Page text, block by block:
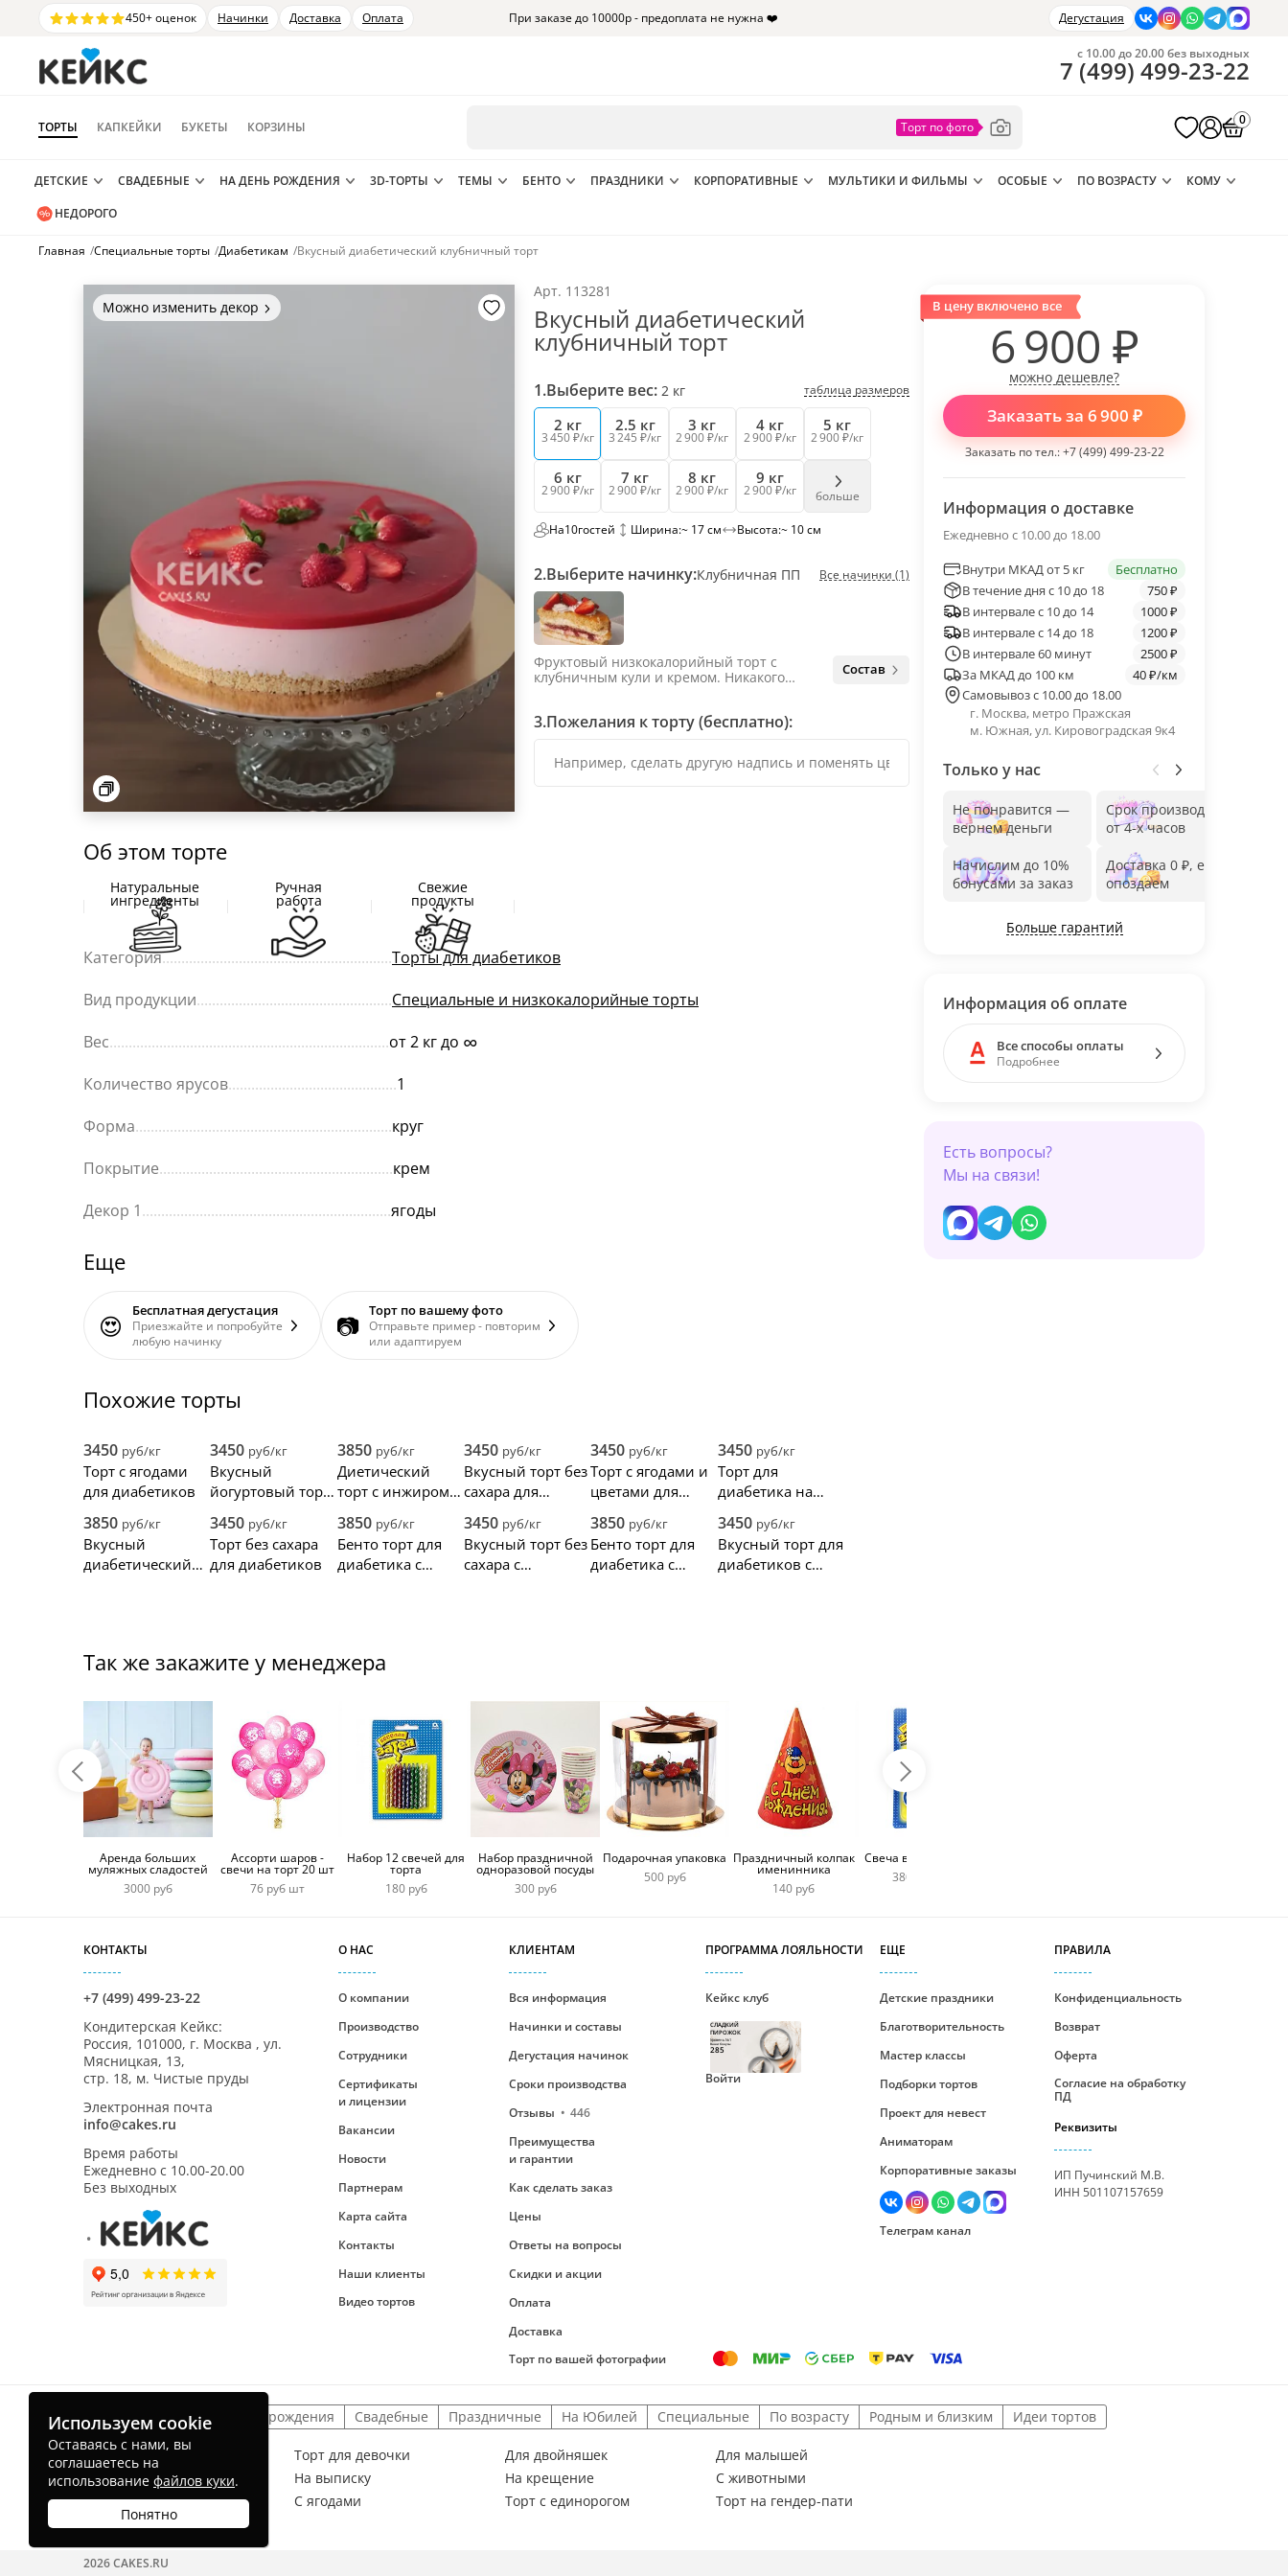
450+ оценок Начинки Доставка Оплата При заказе до 10000р - предоплата не нужна ❤️ Дегустация
ТОРТЫ КАПКЕЙКИ БУКЕТЫ КОРЗИНЫ
с 10.00 до 20.00 без выходных
7 (499) 499-23-22
0
ДЕТСКИЕ СВАДЕБНЫЕ НА ДЕНЬ РОЖДЕНИЯ 3D-ТОРТЫ ТЕМЫ БЕНТО ПРАЗДНИКИ КОРПОРАТИВНЫЕ МУЛЬТИКИ И ФИЛЬМЫ ОСОБЫЕ ПО ВОЗРАСТУ
КОМУ
НЕДОРОГО
Главная /Специальные торты /Диабетикам /Вкусный диабетический клубничный торт
Можно изменить декор
Цвет покрытия, надписи,
Арт. 113281
Вкусный диабетический
клубничный торт
1.Выберите вес: 2 кг таблица размеров
2 кг
3 450 ₽/кг
2.5 кг
3 245 ₽/кг
3 кг
2 900 ₽/кг
4 кг
2 900 ₽/кг
5 кг
2 900 ₽/кг
6 кг
2 900 ₽/кг
7 кг
2 900 ₽/кг
8 кг
2 900 ₽/кг
9 кг
2 900 ₽/кг больше
На10гостей Ширина:~ 17 см Высота:~ 10 см
2.Выберите начинку:Клубничная ПП Все начинки (1)
Фруктовый низкокалорийный торт с
клубничным кули и кремом. Никакого
Состав
3.Пожелания к торту (бесплатно):
В цену включено все
6 900 ₽
можно дешевле?
Заказать за 6 900 ₽
Заказать по тел.:+7 (499) 499-23-22
Информация о доставке
Ежедневно с 10.00 до 18.00
Внутри МКАД от 5 кг
Бесплатно
В течение дня с 10 до 18
750 ₽
В интервале с 10 до 14
1000 ₽
В интервале с 14 до 18
1200 ₽
В интервале 60 минут
2500 ₽
За МКАД до 100 км
40 ₽/км
Самовывоз с 10.00 до 18.00
г. Москва, метро Пражская
м. Южная, ул. Кировоградская 9к4
Только у нас
Не понравится —
вернем деньги
Начислим до 10%
бонусами за заказ
Срок производства
от 4-х часов
Доставка 0 ₽, если
опоздаем
Больше гарантий
Информация об оплате
Все способы оплаты
Подробнее
Есть вопросы?
Мы на связи!
Об этом торте
Натуральные
ингредиенты
Ручная
работа
Свежие
продукты
Категория............................................................Торты для диабетиков
Вид продукции...................................................Специальные и низкокалорийные торты
Вес.........................................................................от 2 кг до ∞
Количество ярусов............................................1
Форма...................................................................круг
Покрытие.............................................................крем
Декор 1.................................................................ягоды
Еще
😍 Бесплатная дегустация
Приезжайте и попробуйте
любую начинку
📷 Торт по вашему фото
Отправьте пример - повторим
или адаптируем
Похожие торты
3450 руб/кг
Торт с ягодами
для диабетиков
3450 руб/кг
Вкусный
йогуртовый торт
диабетиков
3850 руб/кг
Диетический
торт с инжиром и
диабетиков
3450 руб/кг
Вкусный торт без
сахара для
3450 руб/кг
Торт с ягодами и
цветами для
3450 руб/кг
Торт для
диабетика на
3850 руб/кг
Вкусный
диабетический
3450 руб/кг
Торт без сахара
для диабетиков
3850 руб/кг
Бенто торт для
диабетика с
3450 руб/кг
Вкусный торт без
сахара с
3850 руб/кг
Бенто торт для
диабетика с
3450 руб/кг
Вкусный торт для
диабетиков с
Так же закажите у менеджера
Аренда больших
муляжных сладостей
3000 руб
Ассорти шаров -
свечи на торт 20 шт
76 руб шт
Набор 12 свечей для
торта
180 руб
Набор праздничной
одноразовой посуды
300 руб
Подарочная упаковка
500 руб
Праздничный колпак
именинника
140 руб
Свеча в виде цифры
380 руб шт
КОНТАКТЫ
+7 (499) 499-23-22
Кондитерская Кейкс:
Россия, 101000, г. Москва , ул.
Мясницкая, 13,
стр. 18, м. Чистые пруды
Электронная почта
info@cakes.ru
Время работы
Ежедневно с 10.00-20.00
Без выходных
О НАС
О компании
Производство
Сотрудники
Сертификаты
и лицензии
Вакансии
Новости
Партнерам
Карта сайта
Контакты
Наши клиенты
Видео тортов
КЛИЕНТАМ
Вся информация
Начинки и составы
Дегустация начинок
Сроки производства
Отзывы
446
Преимущества
и гарантии
Как сделать заказ
Цены
Ответы на вопросы
Скидки и акции
Оплата
Доставка
Торт по вашей фотографии
ПРОГРАММА ЛОЯЛЬНОСТИ
Кейкс клуб
СЛАДКИЙ
ПИРОЖОК
Уровень №1
Ваши бонусы
285
Войти
ЕЩЕ
Детские праздники
Благотворительность
Мастер классы
Подборки тортов
Проект для невест
Аниматорам
Корпоративные заказы
Телеграм канал
ПРАВИЛА
Конфиденциальность
Возврат
Оферта
Согласие на обработку
ПД
Реквизиты
ИП Пучинский М.В.
ИНН 501107157659
Детские торты На день рождения Свадебные Праздничные На Юбилей Специальные По возрасту Родным и близким Идеи тортов
Торт для мальчика Торт для девочки Для двойняшек
Для малышей
На рождение ребенка
На выписку На крещение
С животными
Без мастики
С ягодами Торт с единорогом
Торт на гендер-пати
Торт радуга
2026 CAKES.RU
Используем cookie
Оставаясь с нами, вы
соглашаетесь на
использование файлов куки.
Понятно